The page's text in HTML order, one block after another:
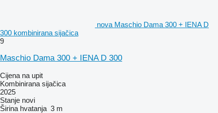
nova Maschio Dama 300 + IENA D
300 kombinirana sijačica
9
Maschio Dama 300 + IENA D 300
Cijena na upit
Kombinirana sijačica
2025
Stanje novi
Širina hvatanja 3 m